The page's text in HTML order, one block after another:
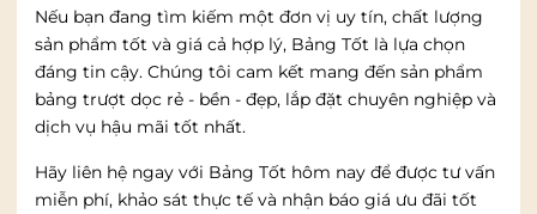
Nếu bạn đang tìm kiếm một đơn vị uy tín, chất lượng
sản phẩm tốt và giá cả hợp lý, Bảng Tốt là lựa chọn
đáng tin cậy. Chúng tôi cam kết mang đến sản phẩm
bảng trượt dọc rẻ - bền - đẹp, lắp đặt chuyên nghiệp và
dịch vụ hậu mãi tốt nhất.
Hãy liên hệ ngay với Bảng Tốt hôm nay để được tư vấn
miễn phí, khảo sát thực tế và nhận báo giá ưu đãi tốt